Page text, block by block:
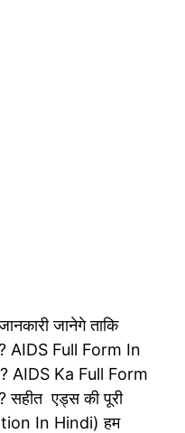
जानेगे ताकि
AIDS Full Form In
AIDS Ka Full Form
एड्स की पूरी
In Hindi) हम